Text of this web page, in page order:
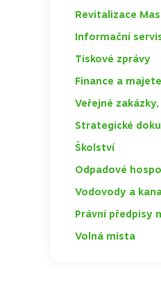
Revitalizace
Informační
Tiskové zprávy
Finance a
Veřejné
Strategické
Školství
Odpadové
Vodovody a
Právní předpisy
Volná místa